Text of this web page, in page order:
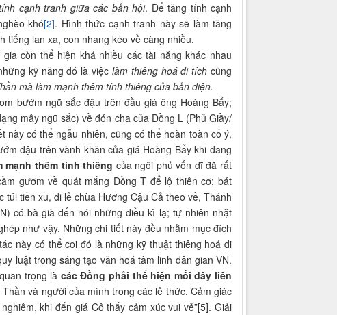
cạnh tranh giữa các bản hội. Để tăng tính cạnh
khó[2]. Hình thức cạnh tranh này sẽ làm tăng
lan xa, con nhang kéo về càng nhiều.
còn thể hiện khá nhiều các tài năng khác nhau
kỹ năng đó là việc làm thiêng hoá di tích cũng
mà làm mạnh thêm tính thiêng của bản điện.
bướm ngũ sắc đậu trên đầu giá ông Hoàng Bẩy;
mây ngũ sắc) về đón cha của Đồng L (Phủ Giầy/
có thể ngẫu nhiên, cũng có thể hoàn toàn cố ý,
đậu trên vành khăn của giá Hoàng Bẩy khi đang
mạnh thêm tính thiêng của ngôi phủ vốn dĩ đã rất
gươm về quát mắng Đồng T để lộ thiên cơ; bát
tiền xu, đi lễ chùa Hương Cậu Cả theo về, Thánh
có bà già đến nói những điều kì lạ; tự nhiên nhặt
như vậy. Những chi tiết này đều nhằm mục đích
này có thể coi đó là những kỹ thuật thiêng hoá di
luật trong sáng tạo văn hoá tâm linh dân gian VN.
trọng là các Đồng phải thể hiện mối dây liên
và người của mình trong các lễ thức. Cảm giác
khi đến giá Cô thấy cảm xúc vui vẻ”[5]. Giải